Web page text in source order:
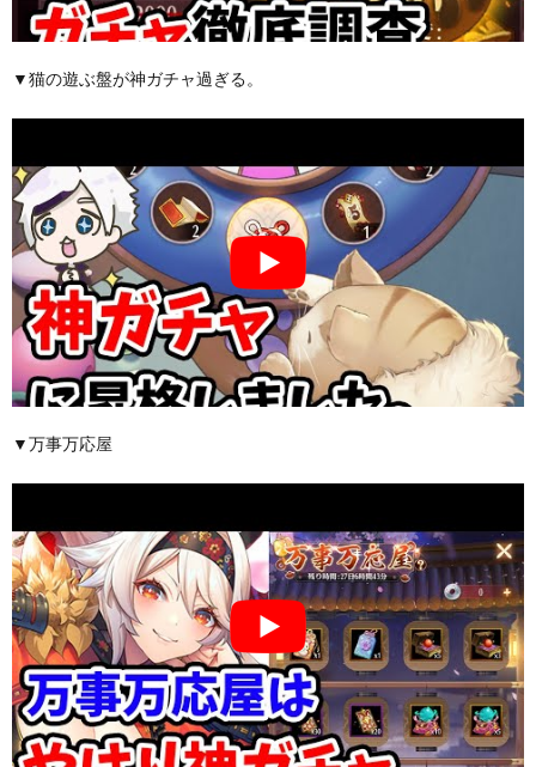
▼猫の遊ぶ盤が神ガチャ過ぎる。
▼万事万応屋